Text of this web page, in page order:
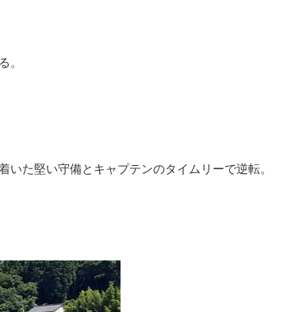
。
た堅い守備とキャプテンのタイムリーで逆転。